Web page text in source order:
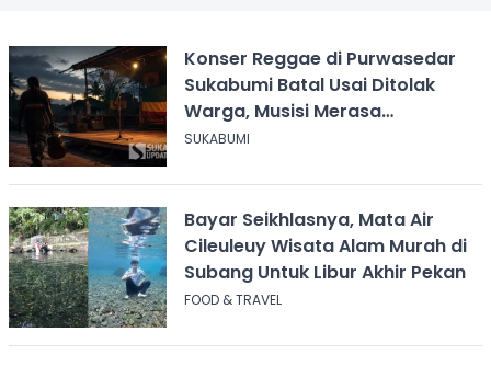
Konser Reggae di Purwasedar
Sukabumi Batal Usai Ditolak
Warga, Musisi Merasa
Didiskreditkan
SUKABUMI
Bayar Seikhlasnya, Mata Air
Cileuleuy Wisata Alam Murah di
Subang Untuk Libur Akhir Pekan
FOOD & TRAVEL